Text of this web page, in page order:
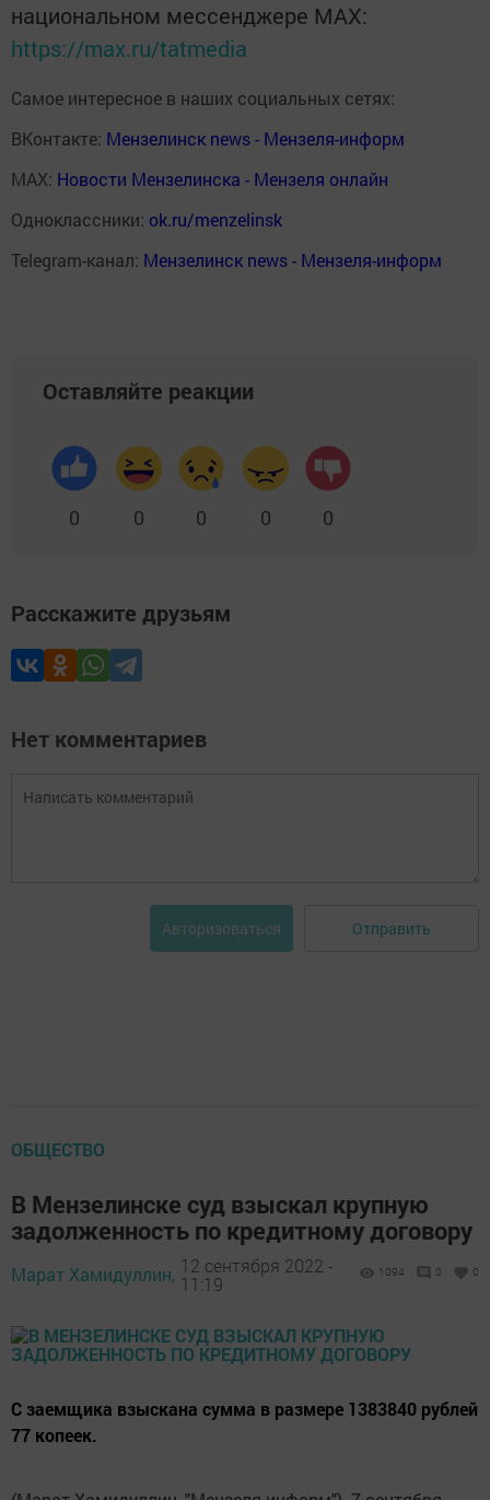
национальном мессенджере MАХ:
https://max.ru/tatmedia
Самое интересное в наших социальных сетях:
ВКонтакте: Мензелинск news - Мензеля-информ
MAX: Новости Мензелинска - Мензеля онлайн
Одноклассники: ok.ru/menzelinsk
Telegram-канал: Мензелинск news - Мензеля-информ
Оставляйте реакции
0 0 0 0 0
Расскажите друзьям
Нет комментариев
Авторизоваться Отправить
ОБЩЕСТВО
В Мензелинске суд взыскал крупную
задолженность по кредитному договору
Марат Хамидуллин, 12 сентября 2022 -
11:19
1094 0 0
С заемщика взыскана сумма в размере 1383840 рублей
77 копеек.